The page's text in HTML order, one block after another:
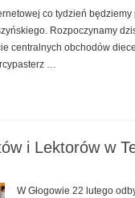
co tydzień
Rozpoczynamy
centralnych obchodów
…
i Lektorów w
W Głogowie 22 lutego